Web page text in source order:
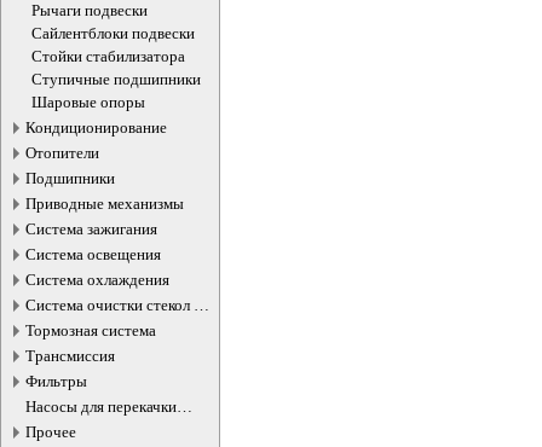
Рычаги подвески
Сайлентблоки подвески
Стойки стабилизатора
Ступичные подшипники
Шаровые опоры
Кондиционирование
Отопители
Подшипники
Приводные механизмы
Система зажигания
Система освещения
Система охлаждения
Система очистки стекол и
фар
Тормозная система
Трансмиссия
Фильтры
Насосы для перекачки
жидкостей
Прочее